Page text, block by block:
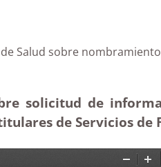
Salud sobre
solicitud de
de Servicios de